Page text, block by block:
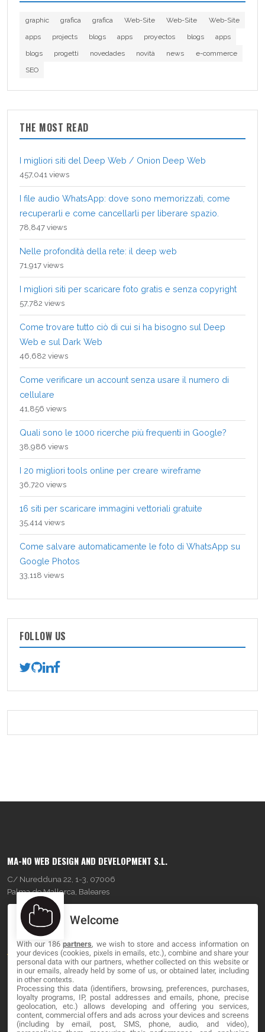
graphic grafica grafica Web-Site Web-Site
Web-Site
apps
projects blogs apps proyectos blogs
apps
blogs
progetti novedades novità news
e-commerce
SEO
THE MOST READ
I migliori siti del Deep Web / Onion Deep Web
457,041 views
I file audio WhatsApp: dove sono memorizzati, come
recuperarli e come cancellarli per liberare spazio.
78,847 views
Nelle profondità della rete: il deep web
71,917 views
I migliori siti per scaricare foto gratis e senza copyright
57,782 views
Come trovare tutto ciò di cui si ha bisogno sul Deep
Web e sul Dark Web
46,682 views
Come verificare un account senza usare il numero di
cellulare
41,856 views
Quali sono le 1000 ricerche più frequenti in Google?
38,986 views
I 20 migliori tools online per creare wireframe
36,720 views
16 siti per scaricare immagini vettoriali gratuite
35,414 views
Come salvare automaticamente le foto di WhatsApp su
Google Photos
33,118 views
FOLLOW US
MA-NO WEB DESIGN AND DEVELOPMENT S.L.
C/ Nuredduna 22, 1-3, 07006
Palma de Mallorca, Baleares
OUR COMPANY
About
Blog
Contact
LEGAL
Welcome
With our 186partners, we wish to store and access information on
your devices (cookies, pixels in emails, etc.), combine and share your
personal data with our partners, whether collected on this website or
in our emails, already held by some of us, or obtained later, including
in other contexts.
Processing this data (identifiers, browsing, preferences, purchases,
loyalty programs, IP, postal addresses and emails, phone, precise
geolocation, etc.) allows developing and offering you services,
content, commercial offers and ads across your devices and screens
(including by email, post, SMS, phone, audio, and video),